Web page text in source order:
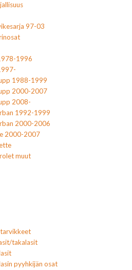
97-03
1996
1988-1999
2000-2007
2008-
1992-1999
2000-2006
2000-2007
muut
takalasit
pyyhkijän osat